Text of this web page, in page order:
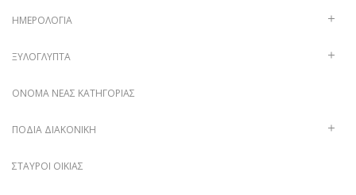
ΗΜΕΡΟΛΌΓΙΑ
ΞΥΛΌΓΛΥΠΤΑ
ΌΝΟΜΑ ΝΈΑΣ ΚΑΤΗΓΟΡΊΑΣ
ΠΟΔΙΆ ΔΙΑΚΟΝΙΚΉ
ΣΤΑΥΡΟΊ ΟΙΚΊΑΣ